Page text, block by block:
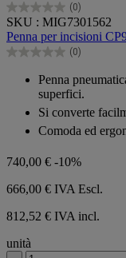
(0)
0.0
su
5
stelle.
SKU : MIG7301562
Penna per incisioni
(0)
0.0
Penna
superfici.
Si converte
Comoda ed
740,00 € -10%
666,00 € IVA Escl.
812,52 € IVA incl.
unità